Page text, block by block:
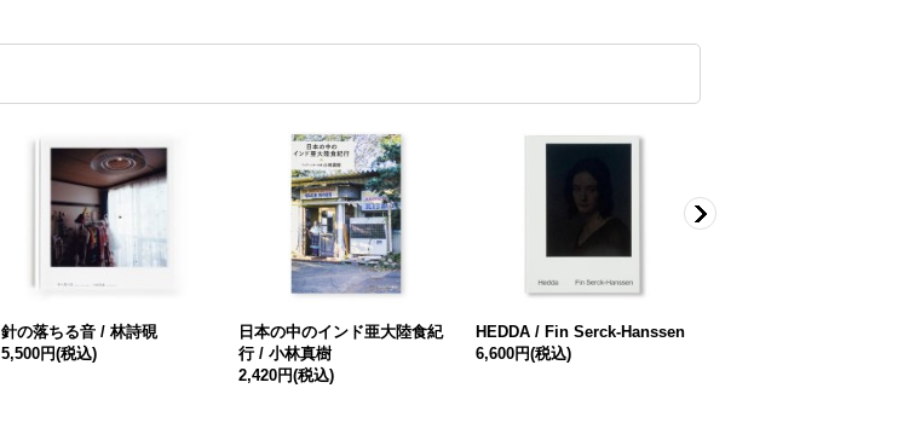
針の落ちる音 / 林詩硯
5,500円(税込)
日本の中のインド亜大陸食紀
行 / 小林真樹
2,420円(税込)
HEDDA / Fin Serck-Hanssen
6,600円(税込)